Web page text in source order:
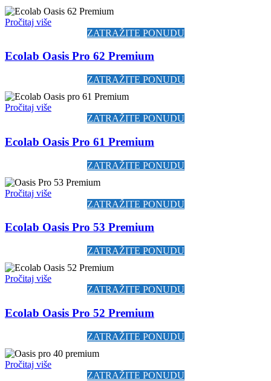
Pročitaj više
ZATRAŽITE PONUDU
Ecolab Oasis Pro 62 Premium
ZATRAŽITE PONUDU
Pročitaj više
ZATRAŽITE PONUDU
Ecolab Oasis Pro 61 Premium
ZATRAŽITE PONUDU
Pročitaj više
ZATRAŽITE PONUDU
Ecolab Oasis Pro 53 Premium
ZATRAŽITE PONUDU
Pročitaj više
ZATRAŽITE PONUDU
Ecolab Oasis Pro 52 Premium
ZATRAŽITE PONUDU
Pročitaj više
ZATRAŽITE PONUDU